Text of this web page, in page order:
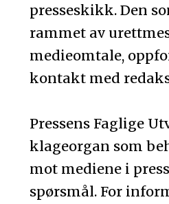
presseskikk. Den
rammet av
medieomtale,
kontakt med
Pressens Faglige
klageorgan som
mot mediene i
spørsmål. For